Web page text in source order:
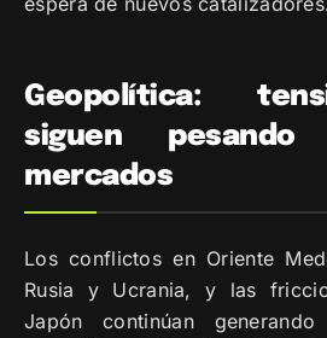
Geopolítica:
siguen
mercados
Los conflictos en Oriente
Rusia y Ucrania, y las
Japón continúan